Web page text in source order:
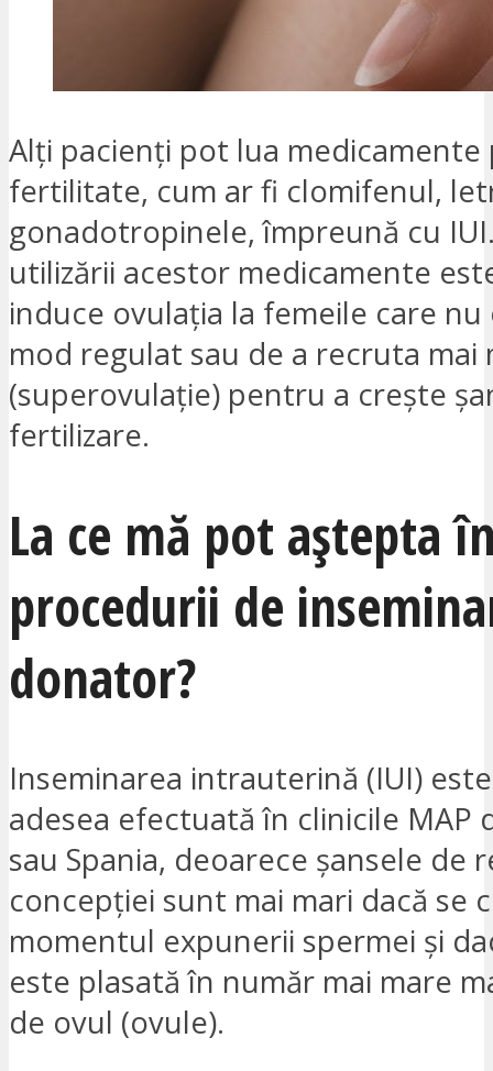
Alți pacienți pot lua
fertilitate, cum ar fi clomifenul,
gonadotropinele, împreună cu
utilizării acestor medicamente
induce ovulația la femeile care nu
mod regulat sau de a recruta mai
(superovulație) pentru a crește
fertilizare.
La ce mă pot aștepta
procedurii de
donator?
Inseminarea intrauterină (IUI)
adesea efectuată în clinicile MAP
sau Spania, deoarece șansele de
concepției sunt mai mari dacă se
momentul expunerii spermei și
este plasată în număr mai mare
de ovul (ovule).